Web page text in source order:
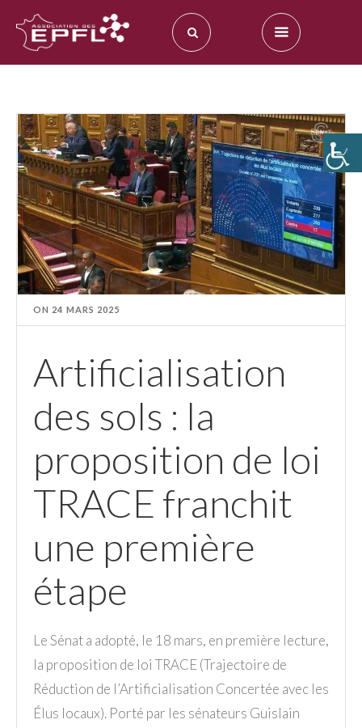
ON 24 MARS 2025
Artificialisation
des sols : la
proposition de loi
TRACE franchit
une première
étape
Le Sénat a adopté, le 18 mars, en première lecture,
la proposition de loi TRACE (Trajectoire de
Réduction de l’Artificialisation Concertée avec les
Élus locaux). Porté par les sénateurs Guislain